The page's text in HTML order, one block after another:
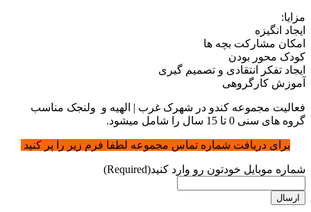
مجموعه کندو در شهرک غرب | الهیه و ولنجک مناسب
های سنی 0 تا 15 سال را شامل میشود.
برای دریافت شماره تماس مجموعه لطفا فرم زیر را پر کنید
موبایل خودتون رو وارد کنید(Required)